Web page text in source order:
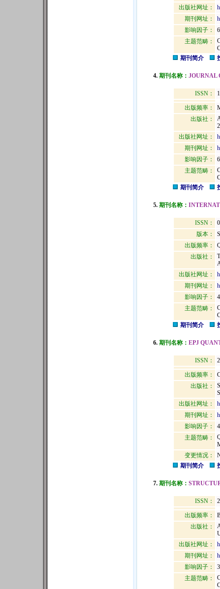
出版社网址：
期刊网址：
影响因子：
主题范畴：
期刊简介
4. 期刊名称： JOURNAL
ISSN：
出版频率：
出版社：
出版社网址：
期刊网址：
影响因子：
主题范畴：
期刊简介
5. 期刊名称：
ISSN：
版本：
出版频率：
出版社：
出版社网址：
期刊网址：
影响因子：
主题范畴：
期刊简介
6. 期刊名称： EPJ
ISSN：
出版频率：
出版社：
出版社网址：
期刊网址：
影响因子：
主题范畴：
变更情况：
期刊简介
7. 期刊名称：
ISSN：
出版频率：
出版社：
出版社网址：
期刊网址：
影响因子：
主题范畴：